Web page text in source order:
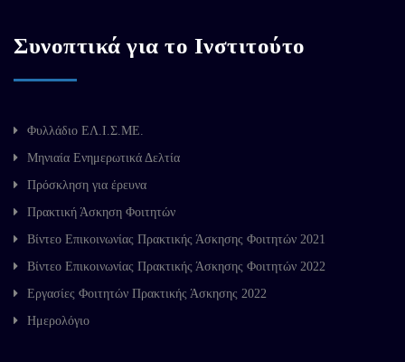
Συνοπτικά για το Ινστιτούτο
Φυλλάδιο ΕΛ.Ι.Σ.ΜΕ.
Μηνιαία Ενημερωτικά Δελτία
Πρόσκληση για έρευνα
Πρακτική Άσκηση Φοιτητών
Βίντεο Επικοινωνίας Πρακτικής Άσκησης Φοιτητών 2021
Βίντεο Επικοινωνίας Πρακτικής Άσκησης Φοιτητών 2022
Εργασίες Φοιτητών Πρακτικής Άσκησης 2022
Ημερολόγιο